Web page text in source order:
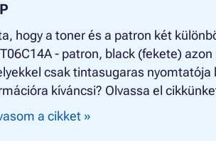
hogy a toner és a patron két
- patron, black (fekete)
csak tintasugaras nyomtatója
kíváncsi? Olvassa el
a cikket »